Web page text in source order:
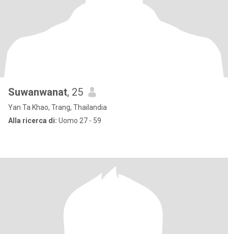
Suwanwanat, 25
Yan Ta Khao, Trang, Thailandia
Alla ricerca di: Uomo 27 - 59